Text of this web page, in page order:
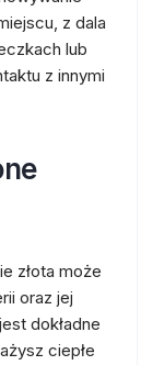
z dala
lub
z innymi
złota może
oraz jej
dokładne
ciepłe